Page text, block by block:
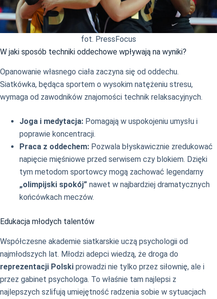
fot. PressFocus
W jaki sposób techniki oddechowe wpływają na wyniki?
Opanowanie własnego ciała zaczyna się od oddechu.
Siatkówka, będąca sportem o wysokim natężeniu stresu,
wymaga od zawodników znajomości technik relaksacyjnych.
Joga i medytacja: Pomagają w uspokojeniu umysłu i
poprawie koncentracji.
Praca z oddechem: Pozwala błyskawicznie zredukować
napięcie mięśniowe przed serwisem czy blokiem. Dzięki
tym metodom sportowcy mogą zachować legendarny
„olimpijski spokój” nawet w najbardziej dramatycznych
końcówkach meczów.
Edukacja młodych talentów
Współczesne akademie siatkarskie uczą psychologii od
najmłodszych lat. Młodzi adepci wiedzą, że droga do
reprezentacji Polski prowadzi nie tylko przez siłownię, ale i
przez gabinet psychologa. To właśnie tam najlepsi z
najlepszych szlifują umiejętność radzenia sobie w sytuacjach